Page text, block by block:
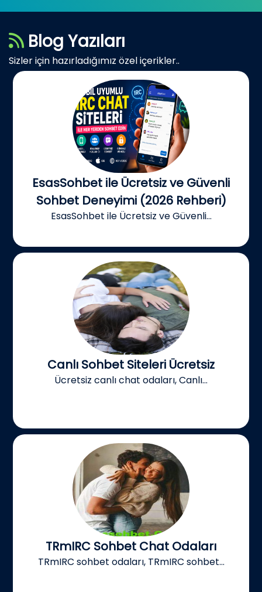
Blog Yazıları
Sizler için hazırladığımız özel içerikler..
EsasSohbet ile Ücretsiz ve Güvenli
Sohbet Deneyimi (2026 Rehberi)
EsasSohbet ile Ücretsiz ve Güvenli...
Canlı Sohbet Siteleri Ücretsiz
Ücretsiz canlı chat odaları, Canlı...
TRmIRC Sohbet Chat Odaları
TRmIRC sohbet odaları, TRmIRC sohbet...